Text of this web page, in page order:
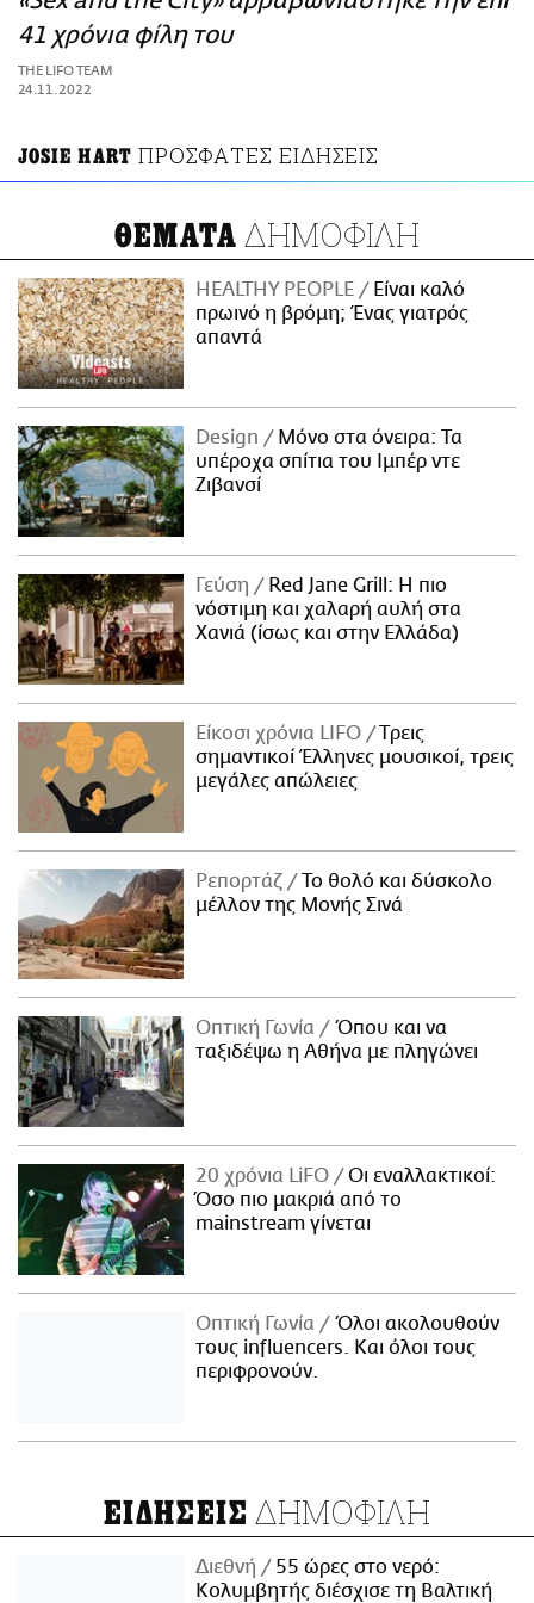
ΑΜΠΑ
PRINT
41 χρόνια φίλη του
THE LIFO TEAM
24.11.2022
JOSIE HART ΠΡΟΣΦΑΤΕΣ ΕΙΔΗΣΕΙΣ
ΘΕΜΑΤΑ ΔΗΜΟΦΙΛΗ
HEALTHY PEOPLE
Είναι καλό
πρωινό η βρόμη; Ένας γιατρός
απαντά
Design
Μόνο στα όνειρα: Τα
υπέροχα σπίτια του Ιμπέρ ντε
Ζιβανσί
Γεύση
Red Jane Grill: Η πιο
νόστιμη και χαλαρή αυλή στα
Χανιά (ίσως και στην Ελλάδα)
Είκοσι χρόνια LIFO
Tρεις
σημαντικοί Έλληνες μουσικοί, τρεις
μεγάλες απώλειες
Ρεπορτάζ
Το θολό και δύσκολο
μέλλον της Μονής Σινά
Οπτική Γωνία
Όπου και να
ταξιδέψω η Αθήνα με πληγώνει
20 χρόνια LiFO
Οι εναλλακτικοί:
Όσο πιο μακριά από το
mainstream γίνεται
Οπτική Γωνία
Όλοι ακολουθούν
τους influencers. Και όλοι τους
περιφρονούν.
ΕΙΔΗΣΕΙΣ ΔΗΜΟΦΙΛΗ
Διεθνή
55 ώρες στο νερό:
Κολυμβητής διέσχισε τη Βαλτική